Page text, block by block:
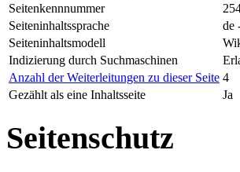
Seitenkennnummer
Seiteninhaltssprache
de
Seiteninhaltsmodell
Indizierung durch Suchmaschinen
Anzahl der Weiterleitungen zu dieser Seite 4
Gezählt als eine Inhaltsseite
Ja
Seitenschutz